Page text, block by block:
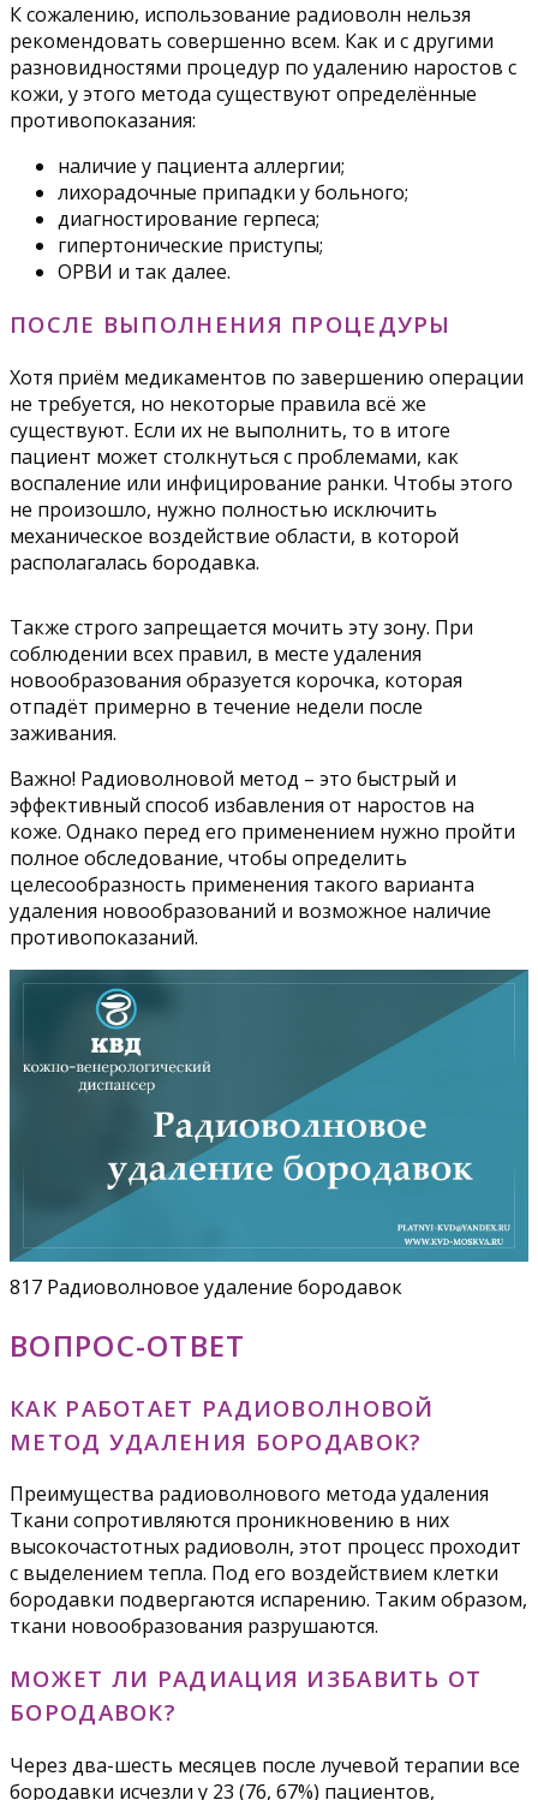
К сожалению, использование радиоволн нельзя
рекомендовать совершенно всем. Как и с другими
разновидностями процедур по удалению наростов с
кожи, у этого метода существуют определённые
противопоказания:
наличие у пациента аллергии;
лихорадочные припадки у больного;
диагностирование герпеса;
гипертонические приступы;
ОРВИ и так далее.
ПОСЛЕ ВЫПОЛНЕНИЯ ПРОЦЕДУРЫ
Хотя приём медикаментов по завершению операции
не требуется, но некоторые правила всё же
существуют. Если их не выполнить, то в итоге
пациент может столкнуться с проблемами, как
воспаление или инфицирование ранки. Чтобы этого
не произошло, нужно полностью исключить
механическое воздействие области, в которой
располагалась бородавка.
Также строго запрещается мочить эту зону. При
соблюдении всех правил, в месте удаления
новообразования образуется корочка, которая
отпадёт примерно в течение недели после
заживания.
Важно! Радиоволновой метод – это быстрый и
эффективный способ избавления от наростов на
коже. Однако перед его применением нужно пройти
полное обследование, чтобы определить
целесообразность применения такого варианта
удаления новообразований и возможное наличие
противопоказаний.
817 Радиоволновое удаление бородавок
ВОПРОС-ОТВЕТ
КАК РАБОТАЕТ РАДИОВОЛНОВОЙ
МЕТОД УДАЛЕНИЯ БОРОДАВОК?
Преимущества радиоволнового метода удаления
Ткани сопротивляются проникновению в них
высокочастотных радиоволн, этот процесс проходит
с выделением тепла. Под его воздействием клетки
бородавки подвергаются испарению. Таким образом,
ткани новообразования разрушаются.
МОЖЕТ ЛИ РАДИАЦИЯ ИЗБАВИТЬ ОТ
БОРОДАВОК?
Через два-шесть месяцев после лучевой терапии все
бородавки исчезли у 23 (76, 67%) пациентов,